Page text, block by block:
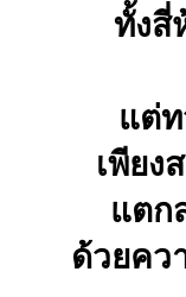
ทั้งสี่
แต่
เพียง
แตก
ด้วยคว